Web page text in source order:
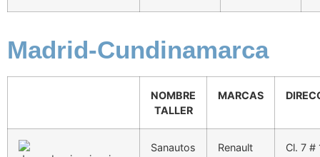
Madrid-Cundinamarca
NOMBRE
TALLER
MARCAS
Sanautos
Renault
Cl. 7 #